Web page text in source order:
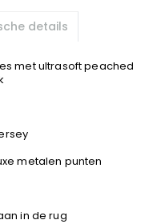
details
met ultrasoft peached
metalen punten
in de rug